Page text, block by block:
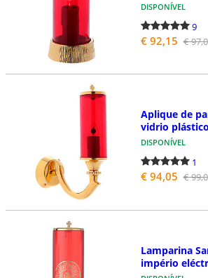
DISPONÍVEL
9
€ 92,15 €
Aplique de
vidrio
DISPONÍVEL
1
€ 94,05 €
Lamparina
império